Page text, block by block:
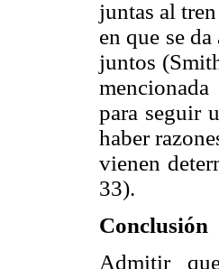
juntas al
en que se
juntos
para seguir
haber
vienen
33).
Conclusión
Admitir